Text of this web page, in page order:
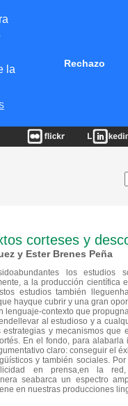
la
Rechazo
corteses y
y Ester Brenes Peña
los estudios
a la producción científica
estudios también
hayque cubrir y una gran
lenguaje-contexto que
al estudioso y a
y mecanismos que
En el fondo, para
claro: conseguir el
y también sociales.
en prensa,en la red,
seabarca un espectro
en nuestras producciones